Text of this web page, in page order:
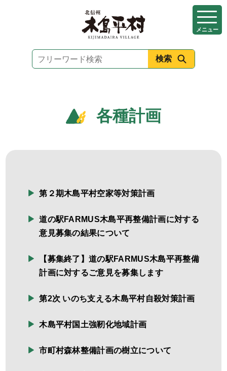
メニュー
各種計画
第２期木島平村空家等対策計画
道の駅FARMUS木島平再整備計画に対する
意見募集の結果について
【募集終了】道の駅FARMUS木島平再整備
計画に対するご意見を募集します
第2次 いのち支える木島平村自殺対策計画
木島平村国土強靭化地域計画
市町村森林整備計画の樹立について